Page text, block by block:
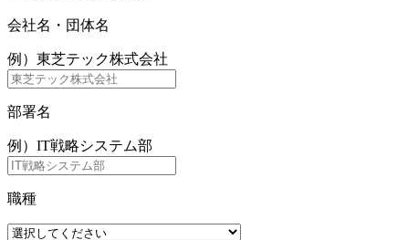
会社名・団体名
例）東芝テック株式会社
部署名
例）IT戦略システム部
職種